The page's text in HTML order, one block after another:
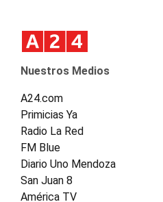
Nuestros Medios
A24.com
Primicias Ya
Radio La Red
FM Blue
Diario Uno Mendoza
San Juan 8
América TV